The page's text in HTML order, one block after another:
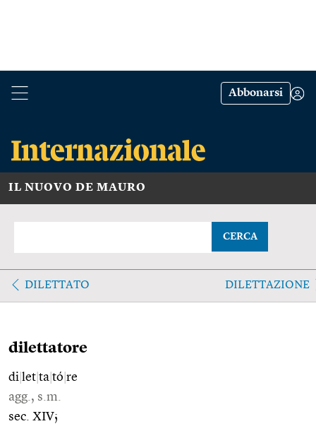
Abbonarsi
IL NUOVO DE MAURO
CERCA
DILETTATO DILETTAZIONE
dilettatore
di let ta tó re
agg., s.m.
sec. XIV;